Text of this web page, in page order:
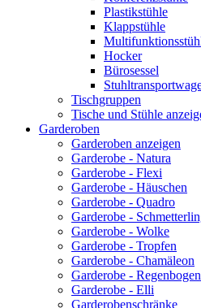
Plastikstühle
Klappstühle
Hocker
Bürosessel
Tischgruppen
Tische und Stühle
Garderoben
Garderoben anzeigen
Garderobe - Natura
Garderobe - Flexi
Garderobe - Häuschen
Garderobe - Quadro
Garderobe -
Garderobe - Wolke
Garderobe - Tropfen
Garderobe - Chamäleon
Garderobe - Regenbogen
Garderobe - Elli
Garderobenschränke